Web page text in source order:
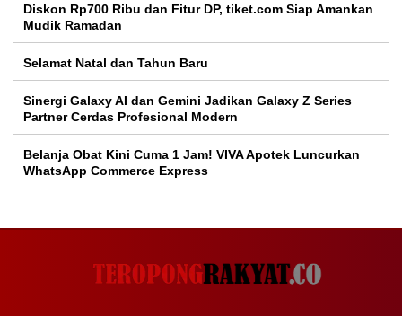
Diskon Rp700 Ribu dan Fitur DP, tiket.com Siap Amankan
Mudik Ramadan
Selamat Natal dan Tahun Baru
Sinergi Galaxy AI dan Gemini Jadikan Galaxy Z Series
Partner Cerdas Profesional Modern
Belanja Obat Kini Cuma 1 Jam! VIVA Apotek Luncurkan
WhatsApp Commerce Express